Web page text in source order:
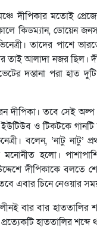
দীপিকার মতোই
কিডম্যান, ডোয়েন
তাদের পাশে
তাই আলাদা নজর ছিল।
দস্তানা পরা হাত
দীপিকা। তবে সেই অল্প
ও টিকটকে গানটি
বলেন, ‘নাটু নাটু’
মনোনীত হলো।
দীপিকাকে বলতে
এবার চিনে নেওয়ার
বার বার হাততালির
হাততালির